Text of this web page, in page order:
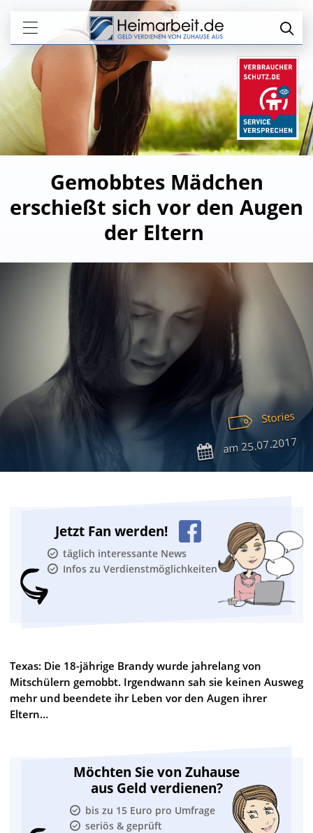
Gemobbtes Mädchen
erschießt sich vor den Augen
der Eltern
Stories
am25.07.2017
Jetzt Fan werden!
täglich interessante News
Infos zu Verdienstmöglichkeiten
Texas: Die 18-jährige Brandy wurde jahrelang von
Mitschülern gemobbt. Irgendwann sah sie keinen Ausweg
mehr und beendete ihr Leben vor den Augen ihrer
Eltern…
Möchten Sie von Zuhause
aus Geld verdienen?
bis zu 15 Euro pro Umfrage
seriös & geprüft